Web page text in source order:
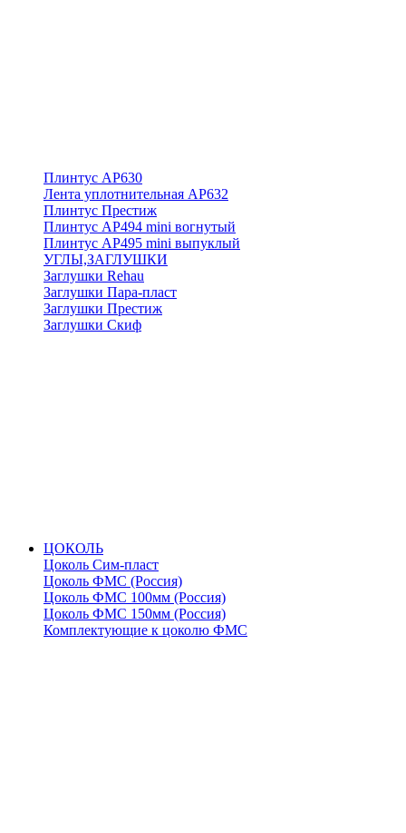
Плинтус АР630
Лента уплотнительная АР632
Плинтус Престиж
Плинтус АР494 mini вогнутый
Плинтус АР495 mini выпуклый
УГЛЫ,ЗАГЛУШКИ
Заглушки Rehau
Заглушки Пара-пласт
Заглушки Престиж
Заглушки Скиф
ЦОКОЛЬ
Цоколь Сим-пласт
Цоколь ФМС (Россия)
Цоколь ФМС 100мм (Россия)
Цоколь ФМС 150мм (Россия)
Комплектующие к цоколю ФМС